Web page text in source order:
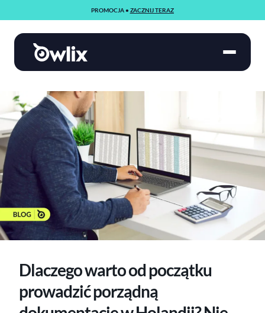
PROMOCJA • ZACZNIJ TERAZ
Dlaczego warto od początku
prowadzić porządną